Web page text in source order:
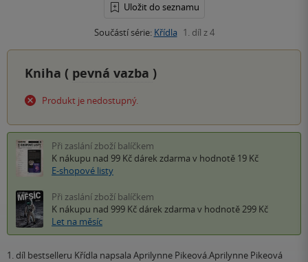
Uložit do seznamu
Součástí série: Křídla 1. díl z 4
Kniha ( pevná vazba )
Produkt je nedostupný.
Při zaslání zboží balíčkem
K nákupu nad 99 Kč dárek zdarma v hodnotě 19 Kč
E-shopové listy
Při zaslání zboží balíčkem
K nákupu nad 999 Kč dárek zdarma v hodnotě 299 Kč
Let na měsíc
1. díl bestselleru Křídla napsala Aprilynne Pikeová.Aprilynne Pikeová